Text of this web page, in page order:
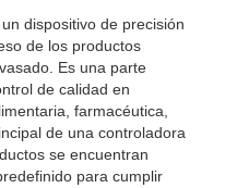
dispositivo de precisión
de los productos
Es una parte
de calidad en
farmacéutica,
de una controladora
se encuentran
para cumplir